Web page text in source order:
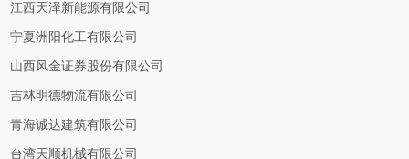
江西天泽新能源有限公司
宁夏洲阳化工有限公司
山西风金证券股份有限公司
吉林明德物流有限公司
青海诚达建筑有限公司
台湾天顺机械有限公司